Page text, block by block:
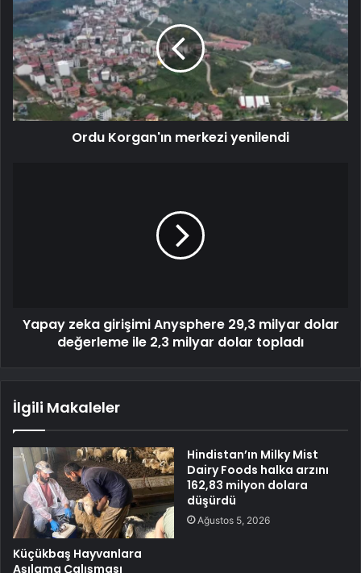
Ordu Korgan'ın merkezi yenilendi
Yapay zeka girişimi Anysphere 29,3 milyar dolar
değerleme ile 2,3 milyar dolar topladı
İlgili Makaleler
Küçükbaş Hayvanlara
Aşılama Çalışması
Hindistan’ın Milky Mist
Dairy Foods halka arzını
162,83 milyon dolara
düşürdü
Ağustos 5, 2026